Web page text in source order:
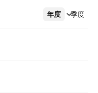
年度 季度
更多